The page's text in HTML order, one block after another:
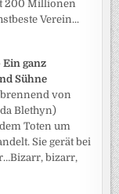
200 Millionen
Verein...
Ein ganz
Sühne
von
Blethyn)
Toten um
Sie gerät bei
bizarr,